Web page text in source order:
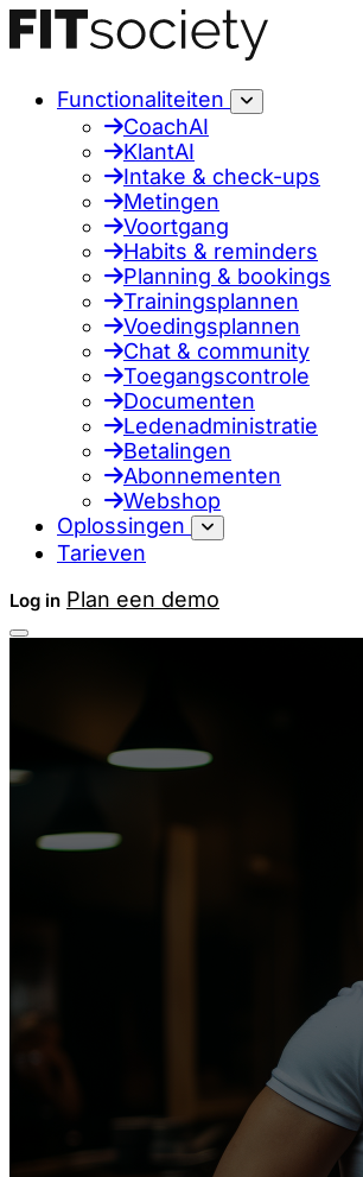
Functionaliteiten
CoachAI
KlantAI
Intake & check-ups
Metingen
Voortgang
Habits & reminders
Planning & bookings
Trainingsplannen
Voedingsplannen
Chat & community
Toegangscontrole
Documenten
Ledenadministratie
Betalingen
Abonnementen
Webshop
Oplossingen
Tarieven
Log in Plan een demo